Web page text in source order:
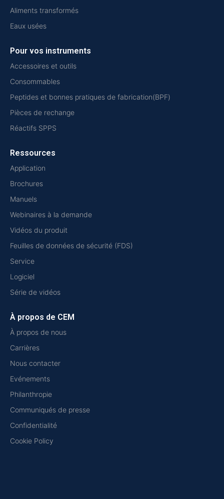
Aliments transformés
Eaux usées
Pour vos instruments
Accessoires et outils
Consommables
Peptides et bonnes pratiques de fabrication(BPF)
Pièces de rechange
Réactifs SPPS
Ressources
Application
Brochures
Manuels
Webinaires à la demande
Vidéos du produit
Feuilles de données de sécurité (FDS)
Service
Logiciel
Série de vidéos
À propos de CEM
À propos de nous
Carrières
Nous contacter
Evénements
Philanthropie
Communiqués de presse
Confidentialité
Cookie Policy